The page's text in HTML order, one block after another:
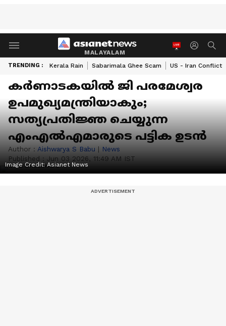
MALAYALAM
TRENDING : Kerala Rain Sabarimala Ghee Scam US - Iran Conflict
കർണാടകയിൽ ജി പരമേശ്വര
ഉപമുഖ്യമന്ത്രിയാകും;
സത്യപ്രതിജ്ഞ ചെയ്യുന്ന
എംഎൽഎമാരുടെ പട്ടിക ഉടൻ
Author : Aishwarya S Babu | News
Published : Jun 03 2026, 11:49 AM IST
Image Credit:Asianet News